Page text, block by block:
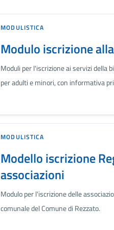
MODULISTICA
Modulo iscrizione
Moduli per l'iscrizione ai servizi della
per adulti e minori, con informativa
MODULISTICA
Modello iscrizione
associazioni
Modulo per l'iscrizione delle
comunale del Comune di Rezzato.